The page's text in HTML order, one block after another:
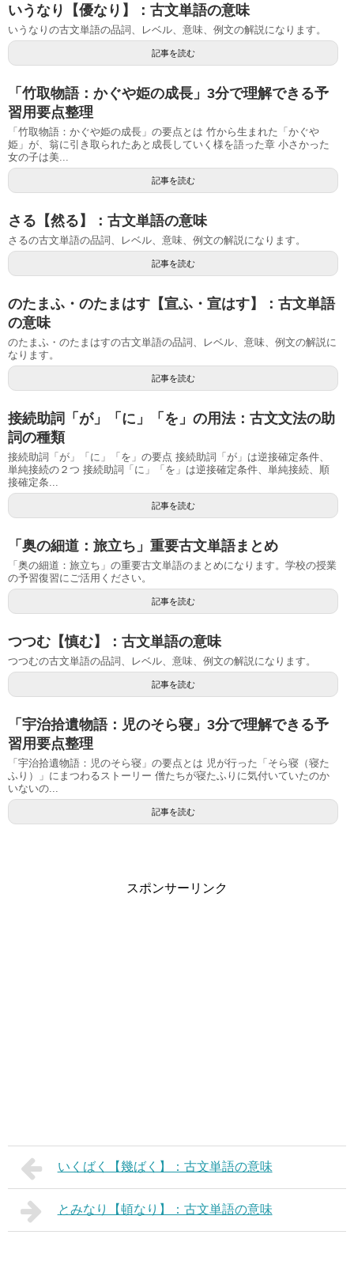
いうなり【優なり】：古文単語の意味
いうなりの古文単語の品詞、レベル、意味、例文の解説になります。
記事を読む
「竹取物語：かぐや姫の成長」3分で理解できる予
習用要点整理
「竹取物語：かぐや姫の成長」の要点とは 竹から生まれた「かぐや
姫」が、翁に引き取られたあと成長していく様を語った章 小さかった
女の子は美...
記事を読む
さる【然る】：古文単語の意味
さるの古文単語の品詞、レベル、意味、例文の解説になります。
記事を読む
のたまふ・のたまはす【宣ふ・宣はす】：古文単語
の意味
のたまふ・のたまはすの古文単語の品詞、レベル、意味、例文の解説に
なります。
記事を読む
接続助詞「が」「に」「を」の用法：古文文法の助
詞の種類
接続助詞「が」「に」「を」の要点 接続助詞「が」は逆接確定条件、
単純接続の２つ 接続助詞「に」「を」は逆接確定条件、単純接続、順
接確定条...
記事を読む
「奥の細道：旅立ち」重要古文単語まとめ
「奥の細道：旅立ち」の重要古文単語のまとめになります。学校の授業
の予習復習にご活用ください。
記事を読む
つつむ【慎む】：古文単語の意味
つつむの古文単語の品詞、レベル、意味、例文の解説になります。
記事を読む
「宇治拾遺物語：児のそら寝」3分で理解できる予
習用要点整理
「宇治拾遺物語：児のそら寝」の要点とは 児が行った「そら寝（寝た
ふり）」にまつわるストーリー 僧たちが寝たふりに気付いていたのか
いないの...
記事を読む
スポンサーリンク
いくばく【幾ばく】：古文単語の意味
とみなり【頓なり】：古文単語の意味